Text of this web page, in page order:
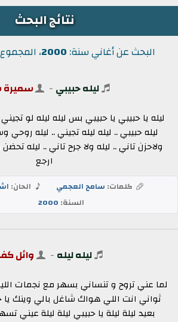
نتائج البحث
البحث عن أغاني سنة: 2000، المجموع: 206 نتيجة
ليله حبيبي -
ليله يا حبيبي يا حبيبي بس ليله ليله لو
ليله حبيبي .. ليله ليله تجيني .. ليله
ولاحزن تاني .. ليله ولا جرح تاني .. ليله
ارجع
كلمات: سامح العجمي الحان:
السنة: 2000
ليله ليله - وائل
لما عني تروح و تنساني بسهر مع نجمات
ثواني انت اللي هواك شاغل بالي وينك
بعيد ليلة ليلة يا حبيبي ليلة ليلة عيني